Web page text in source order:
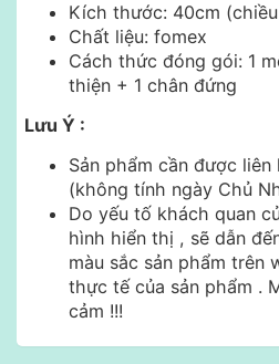
Kích thước: 40cm
Chất liệu: fomex
Cách thức đóng gói: 1
thiện + 1 chân đứng
Lưu Ý :
Sản phẩm cần được
(không tính ngày Chủ
Do yếu tố khách quan
hình hiển thị , sẽ dẫn
màu sắc sản phẩm trên
thực tế của sản phẩm .
cảm !!!